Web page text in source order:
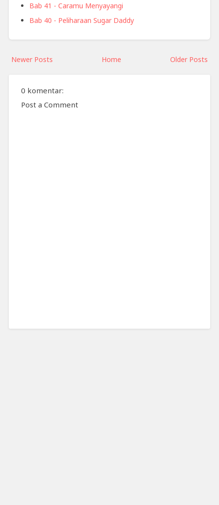
Bab 41 - Caramu Menyayangi
Bab 40 - Peliharaan Sugar Daddy
Newer Posts Older Posts
Home
0 komentar:
Post a Comment